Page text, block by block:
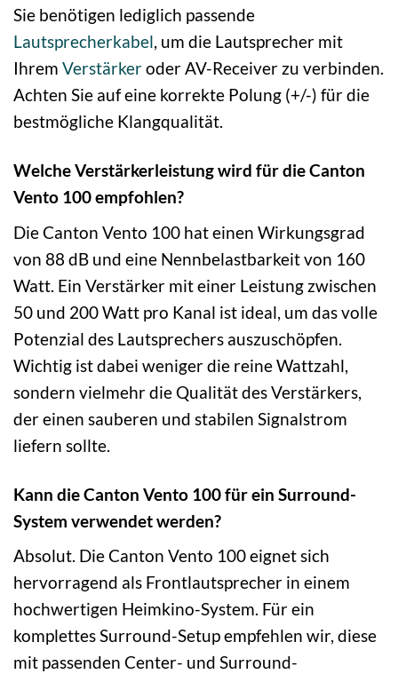
Sie benötigen lediglich passende
Lautsprecherkabel, um die Lautsprecher mit
Ihrem Verstärkeroder AV-Receiver zu verbinden.
Achten Sie auf eine korrekte Polung (+/-) für die
bestmögliche Klangqualität.
Welche Verstärkerleistung wird für die Canton
Vento 100 empfohlen?
Die Canton Vento 100 hat einen Wirkungsgrad
von 88 dB und eine Nennbelastbarkeit von 160
Watt. Ein Verstärker mit einer Leistung zwischen
50 und 200 Watt pro Kanal ist ideal, um das volle
Potenzial des Lautsprechers auszuschöpfen.
Wichtig ist dabei weniger die reine Wattzahl,
sondern vielmehr die Qualität des Verstärkers,
der einen sauberen und stabilen Signalstrom
liefern sollte.
Kann die Canton Vento 100 für ein Surround-
System verwendet werden?
Absolut. Die Canton Vento 100 eignet sich
hervorragend als Frontlautsprecher in einem
hochwertigen Heimkino-System. Für ein
komplettes Surround-Setup empfehlen wir, diese
mit passenden Center- und Surround-